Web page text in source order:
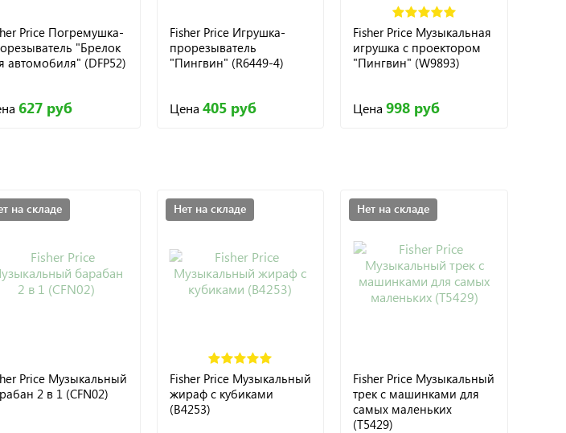
Price Погремушка-
"Брелок
автомобиля" (DFP52)
627 руб
Fisher Price Игрушка-
прорезыватель
"Пингвин" (R6449-4)
Цена 405 руб
Fisher Price Музыкальная
игрушка с проектором
"Пингвин" (W9893)
Цена 998 руб
на складе
Price Музыкальный
2 в 1 (CFN02)
Нет на складе
Fisher Price Музыкальный
жираф с кубиками
(B4253)
Нет на складе
Fisher Price Музыкальный
трек с машинками для
самых маленьких
(T5429)